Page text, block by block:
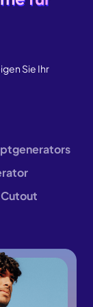
Sie Ihr